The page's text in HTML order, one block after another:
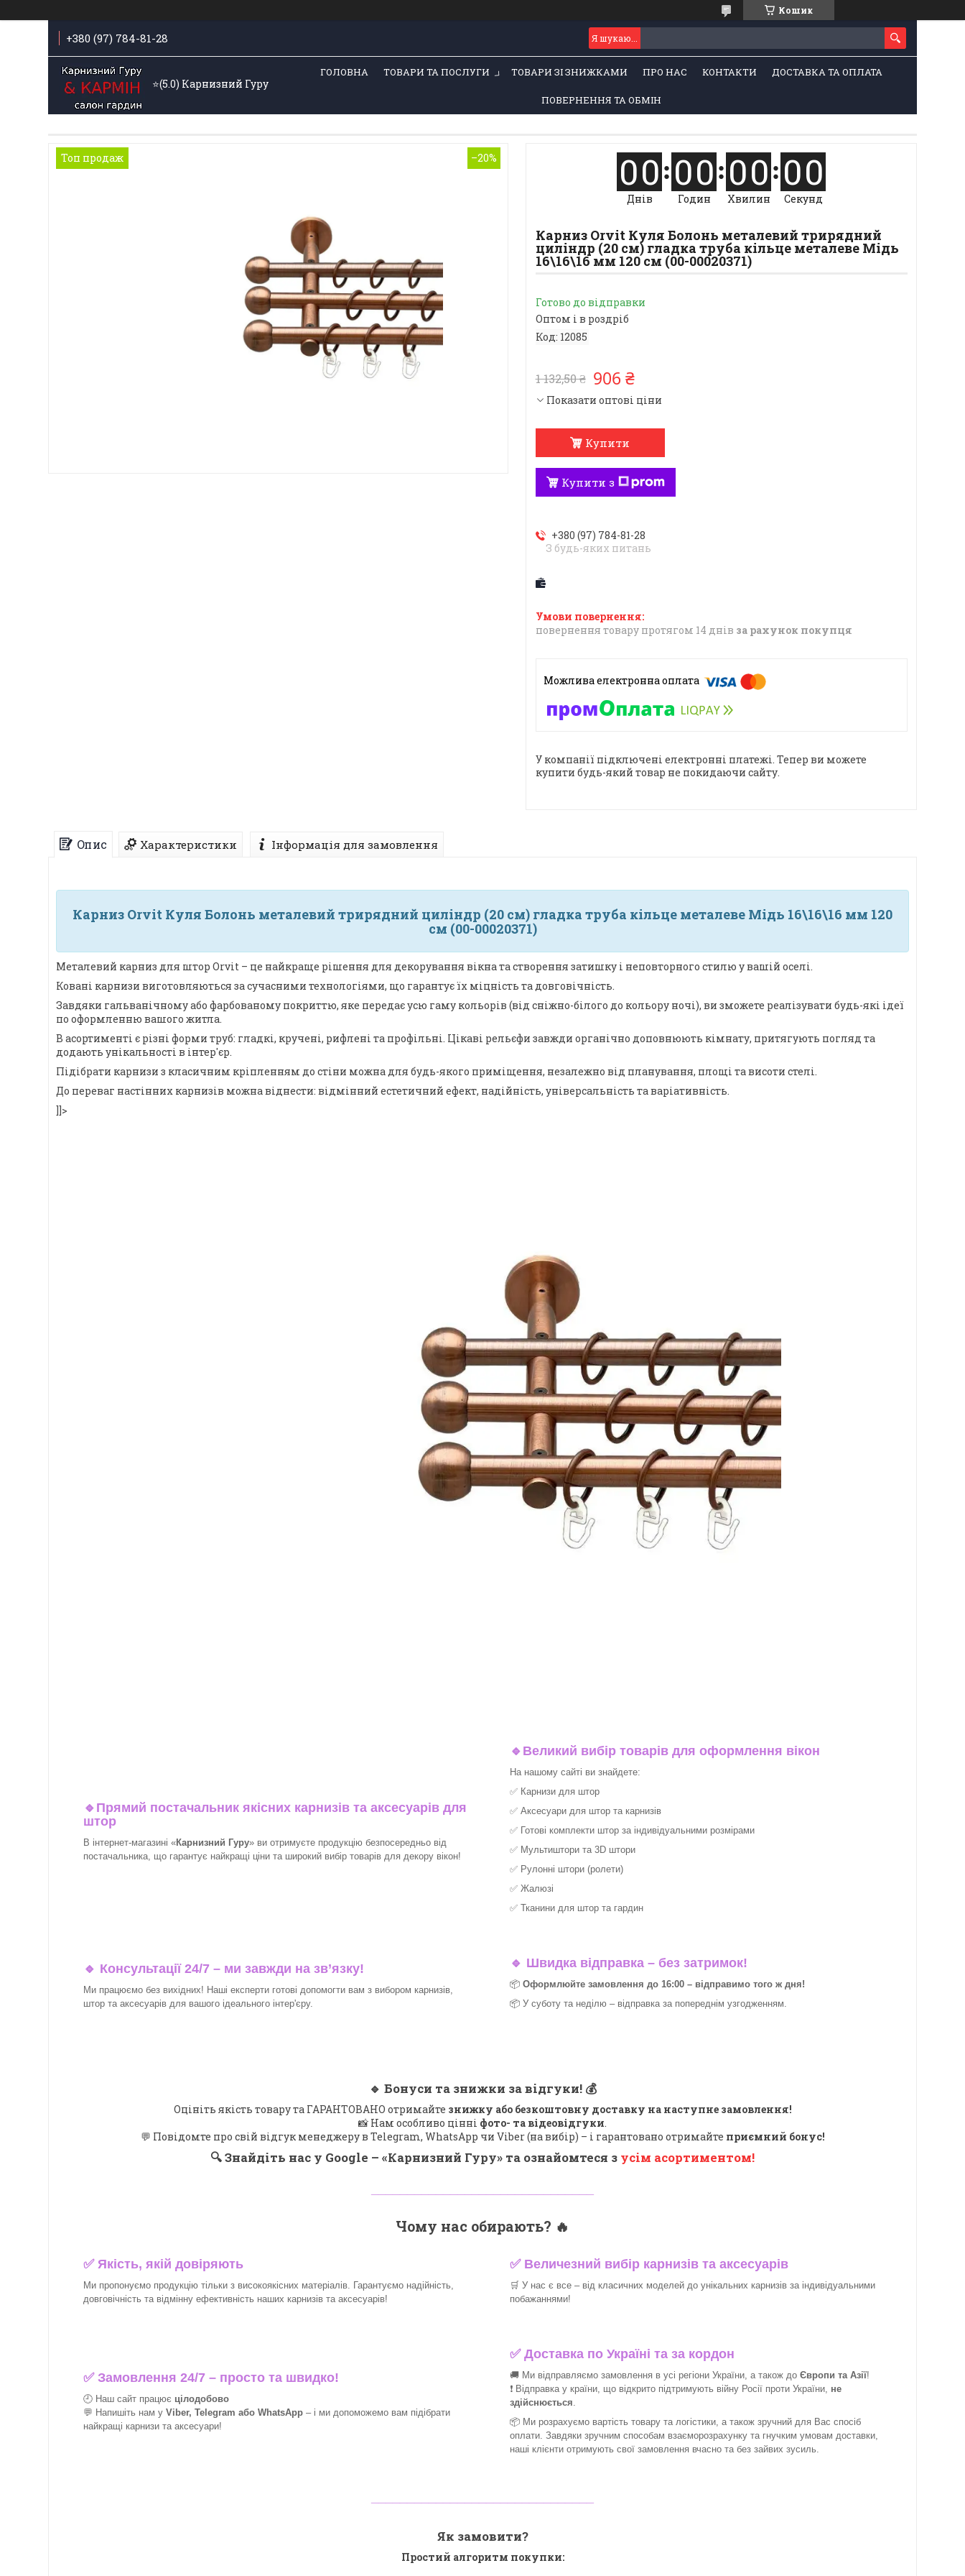
Кошик
+380 (97) 784-81-28
⭐️(5.0) Карнизний Гуру
ГОЛОВНА ТОВАРИ ТА ПОСЛУГИ ТОВАРИ ЗІ ЗНИЖКАМИ ПРО НАС КОНТАКТИ ДОСТАВКА ТА ОПЛАТА
ПОВЕРНЕННЯ ТА ОБМІН
Топ продаж –20% 00
Днів
00
Годин
00
Хвилин
00
Секунд
Карниз Orvit Куля Болонь металевий трирядний
циліндр (20 см) гладка труба кільце металеве Мідь
16\16\16 мм 120 см (00-00020371)
Готово до відправки
Оптом і в роздріб
Код: 12085
1 132,50 ₴ 906 ₴
Показати оптові ціни
Купити
Купити з
+380 (97) 784-81-28
З будь-яких питань
повернення товару протягом 14 днів за рахунок покупця
У компанії підключені електронні платежі. Тепер ви можете
купити будь-який товар не покидаючи сайту.
Опис Характеристики Інформація для замовлення
Карниз Orvit Куля Болонь металевий трирядний циліндр (20 см) гладка труба кільце металеве Мідь 16\16\16 мм 120
см (00-00020371)
Металевий карниз для штор Orvit – це найкраще рішення для декорування вікна та створення затишку і неповторного стилю у вашій оселі.
Ковані карнизи виготовляються за сучасними технологіями, що гарантує їх міцність та довговічність.
Завдяки гальванічному або фарбованому покриттю, яке передає усю гаму кольорів (від сніжно-білого до кольору ночі), ви зможете реалізувати будь-які ідеї
по оформленню вашого житла.
В асортименті є різні форми труб: гладкі, кручені, рифлені та профільні. Цікаві рельєфи завжди органічно доповнюють кімнату, притягують погляд та
додають унікальності в інтер'єр.
Підібрати карнизи з класичним кріпленням до стіни можна для будь-якого приміщення, незалежно від планування, площі та висоти стелі.
До переваг настінних карнизів можна віднести: відмінний естетичний ефект, надійність, універсальність та варіативність.
]]>
🔹 Прямий постачальник якісних карнизів та аксесуарів для
штор
В інтернет-магазині «Карнизний Гуру» ви отримуєте продукцію безпосередньо від
постачальника, що гарантує найкращі ціни та широкий вибір товарів для декору вікон!
🔹 Великий вибір товарів для оформлення вікон
На нашому сайті ви знайдете:
✅ Карнизи для штор
✅ Аксесуари для штор та карнизів
✅ Готові комплекти штор за індивідуальними розмірами
✅ Мультиштори та 3D штори
✅ Рулонні штори (ролети)
✅ Жалюзі
✅ Тканини для штор та гардин
🔹 Консультації 24/7 – ми завжди на зв’язку!
Ми працюємо без вихідних! Наші експерти готові допомогти вам з вибором карнизів,
штор та аксесуарів для вашого ідеального інтер'єру.
🔹 Швидка відправка – без затримок!
📦 Оформлюйте замовлення до 16:00 – відправимо того ж дня!
📦 У суботу та неділю – відправка за попереднім узгодженням.
🔹 Бонуси та знижки за відгуки! 💰
Оцініть якість товару та ГАРАНТОВАНО отримайте знижку або безкоштовну доставку на наступне замовлення!
📸 Нам особливо цінні фото- та відеовідгуки.
💬 Повідомте про свій відгук менеджеру в Telegram, WhatsApp чи Viber (на вибір) – і гарантовано отримайте приємний бонус!
🔍Знайдіть нас у Google – «Карнизний Гуру» та ознайомтеся з усім асортиментом!
Чому нас обирають? 🔥
✅Якість, якій довіряють
Ми пропонуємо продукцію тільки з високоякісних матеріалів. Гарантуємо надійність,
довговічність та відмінну ефективність наших карнизів та аксесуарів!
✅ Величезний вибір карнизів та аксесуарів
🛒 У нас є все – від класичних моделей до унікальних карнизів за індивідуальними
побажаннями!
✅Замовлення 24/7 – просто та швидко!
🕘 Наш сайт працює цілодобово
💬 Напишіть нам у Viber, Telegram або WhatsApp – і ми допоможемо вам підібрати
найкращі карнизи та аксесуари!
✅Доставка по Україні та за кордон
🚚 Ми відправляємо замовлення в усі регіони України, а також до Європи та Азії!
❗ Відправка у країни, що відкрито підтримують війну Росії проти України, не
здійснюється.
📦 Ми розрахуємо вартість товару та логістики, а також зручний для Вас спосіб
оплати. Завдяки зручним способам взаєморозрахунку та гнучким умовам доставки,
наші клієнти отримують свої замовлення вчасно та без зайвих зусиль.
Як замовити?
Простий алгоритм покупки: